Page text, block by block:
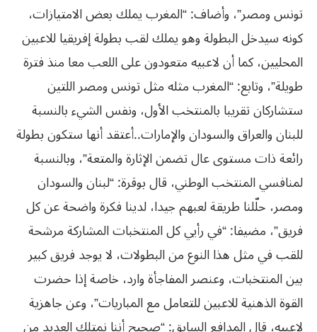
تونس ومصر”، وأضاف: “المغرب يملك بعض الامتيازات،
كونه سيدخل البطولة وهو يملك لقب بطولة إفريقيا للاعبين
المحليين، كما أن لاعبيه متعودون على اللعب معا منذ فترة
طويلة”، وتابع: “المغرب مثله مثل تونس ومصر اللتين
ستشاركان تقريبا بالمنتخب الأول، ونفس الشيء بالنسبة
للبنان والعراق والسودان والإمارات..أعتقد أنها ستكون بطولة
رائعة ذات مستوى عال تضمن الإثارة والمتعة”، وبالنسبة
لمنافسي المنتخب الوطني، قال بوقرة: “لبنان والسودان
ومصر، حلّلنا طريقة لعبهم جيدا، لدينا فكرة واضحة عن كل
فريق”، مضيفا: “في رأيي كل المنتخبات المشاركة مرشحة
للقب في مثل هذا النوع من البطولات، لا يوجد فريق كبير
بين المنتخبات، وعنصر المفاجأة وارد، خاصة إذا حضرت
القوة الذهنية للاعبين للتعامل مع المباريات”، وعن جاهزية